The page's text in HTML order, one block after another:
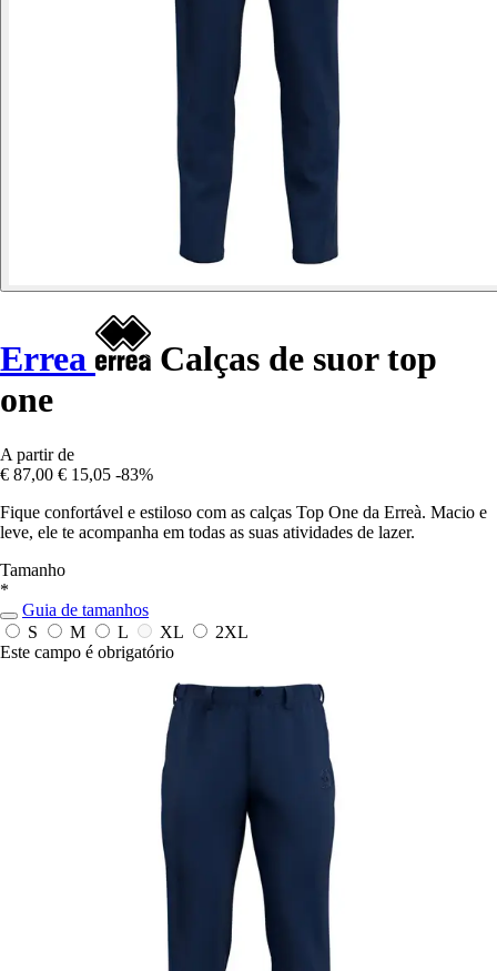
Errea
Calças de suor top
one
A partir de
€ 87,00 € 15,05 -83%
Fique confortável e estiloso com as calças Top One da Erreà. Macio e
leve, ele te acompanha em todas as suas atividades de lazer.
Tamanho
*
Guia de tamanhos
S
M L XL
2XL
Este campo é obrigatório